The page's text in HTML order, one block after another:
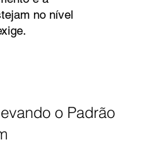
no nível
o Padrão